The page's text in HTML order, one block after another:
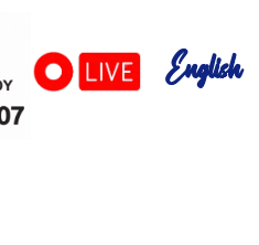
English